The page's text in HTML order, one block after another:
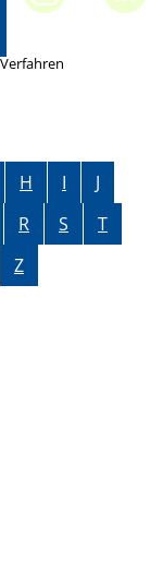
Verfahren
H I
J
R S
T
Z